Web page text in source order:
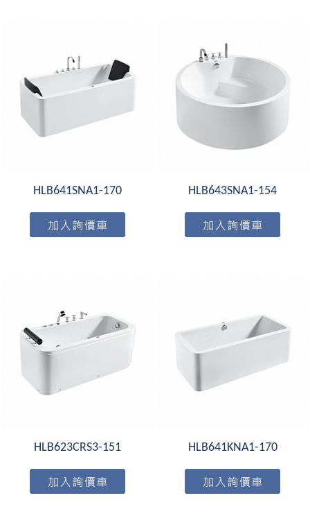
HLB641SNA1-170 HLB643SNA1-154
HLB623CRS3-151 HLB641KNA1-170